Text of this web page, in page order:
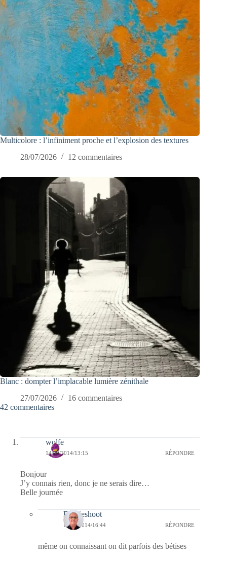
Multicolore : l’infiniment proche et l’explosion des textures
28/07/2026
12 commentaires
Blanc : dompter l’implacable lumière zénithale
27/07/2026
16 commentaires
42 commentaires
wolfe
14/09/2014/13:15 RÉPONDRE
Bonjour
J’y connais rien, donc je ne serais dire…
Belle journée
Bernieshoot
14/09/2014/16:44 RÉPONDRE
même on connaissant on dit parfois des bétises